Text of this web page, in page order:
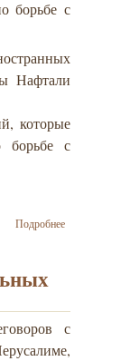
юдаїки в
борьбе с
Нафтали
которые
борьбе с
Подробнеео В
с